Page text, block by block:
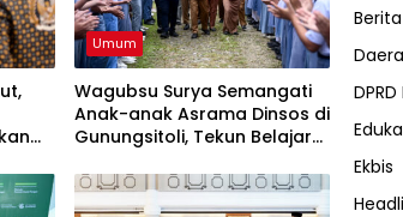
Umum
Wagubsu Surya Semangati
Anak-anak Asrama Dinsos di
Gunungsitoli, Tekun Belajar
Berita
Ekbis